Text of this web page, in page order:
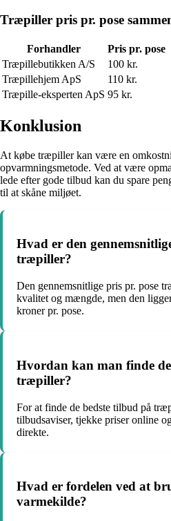
Træpiller pris pr. pose
Forhandler
Pris pr. pose
Træpillebutikken A/S
100 kr.
Træpillehjem ApS
110 kr.
Træpille-eksperten ApS 95 kr.
Konklusion
At købe træpiller kan være en
opvarmningsmetode. Ved at være
lede efter gode tilbud kan du spare
til at skåne miljøet.
Hvad er den
træpiller?
Den gennemsnitlige pris pr. pose
kvalitet og mængde, men den
kroner pr. pose.
Hvordan kan man finde
træpiller?
For at finde de bedste tilbud på
tilbudsaviser, tjekke priser online
direkte.
Hvad er fordelen ved at
varmekilde?